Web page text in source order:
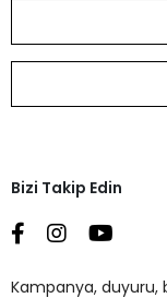
Bizi Takip Edin
Kampanya,